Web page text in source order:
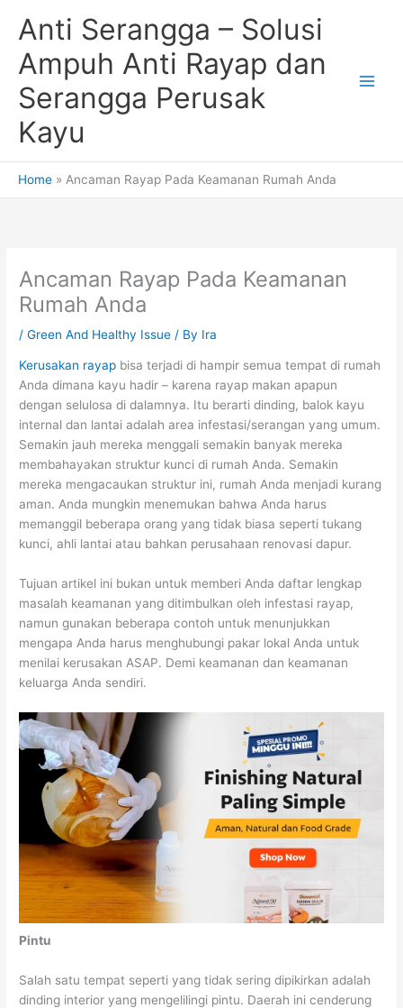
Anti Serangga – Solusi
Ampuh Anti Rayap dan
Serangga Perusak
Kayu
Home Ancaman Rayap Pada Keamanan Rumah Anda
Ancaman Rayap Pada Keamanan
Rumah Anda
/Green And Healthy Issue / By Ira
Kerusakan rayap bisa terjadi di hampir semua tempat di rumah
Anda dimana kayu hadir – karena rayap makan apapun
dengan selulosa di dalamnya. Itu berarti dinding, balok kayu
internal dan lantai adalah area infestasi/serangan yang umum.
Semakin jauh mereka menggali semakin banyak mereka
membahayakan struktur kunci di rumah Anda. Semakin
mereka mengacaukan struktur ini, rumah Anda menjadi kurang
aman. Anda mungkin menemukan bahwa Anda harus
memanggil beberapa orang yang tidak biasa seperti tukang
kunci, ahli lantai atau bahkan perusahaan renovasi dapur.
Tujuan artikel ini bukan untuk memberi Anda daftar lengkap
masalah keamanan yang ditimbulkan oleh infestasi rayap,
namun gunakan beberapa contoh untuk menunjukkan
mengapa Anda harus menghubungi pakar lokal Anda untuk
menilai kerusakan ASAP. Demi keamanan dan keamanan
keluarga Anda sendiri.
Pintu
Salah satu tempat seperti yang tidak sering dipikirkan adalah
dinding interior yang mengelilingi pintu. Daerah ini cenderung